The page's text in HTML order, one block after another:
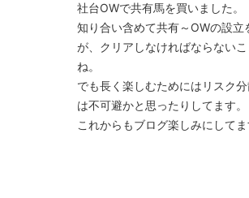
社台OWで共有馬を買いました。
知り合い含めて共有～OWの設立
が、クリアしなければならない
ね。
でも長く楽しむためにはリスク
は不可避かと思ったりしてます。
これからもブログ楽しみにしてま